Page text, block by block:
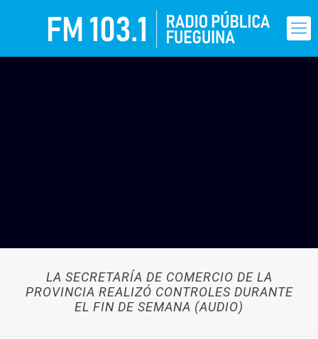
LA SECRETARÍA DE COMERCIO DE LA
PROVINCIA REALIZÓ CONTROLES DURANTE
EL FIN DE SEMANA (AUDIO)